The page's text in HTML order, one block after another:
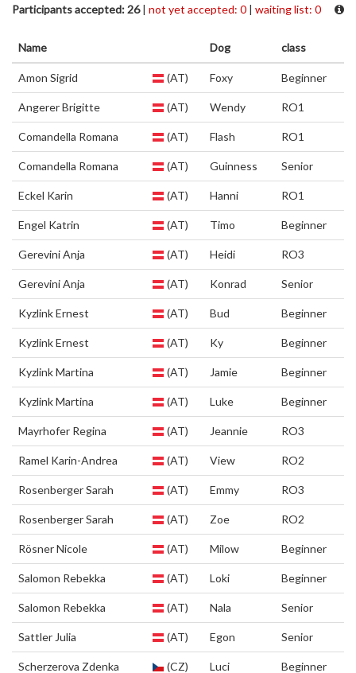
Participants accepted: 26| not yet accepted: 0 | waiting list: 0
Name Dog class
Amon Sigrid (AT) Foxy Beginner
Angerer Brigitte (AT) Wendy RO1
Comandella Romana (AT) Flash RO1
Comandella Romana (AT) Guinness Senior
Eckel Karin (AT) Hanni RO1
Engel Katrin (AT) Timo Beginner
Gerevini Anja (AT) Heidi RO3
Gerevini Anja (AT) Konrad Senior
Kyzlink Ernest (AT) Bud Beginner
Kyzlink Ernest (AT) Ky Beginner
Kyzlink Martina (AT) Jamie Beginner
Kyzlink Martina (AT) Luke Beginner
Mayrhofer Regina (AT) Jeannie RO3
Ramel Karin-Andrea (AT) View RO2
Rosenberger Sarah (AT) Emmy RO3
Rosenberger Sarah (AT) Zoe RO2
Rösner Nicole (AT) Milow Beginner
Salomon Rebekka (AT) Loki Beginner
Salomon Rebekka (AT) Nala Senior
Sattler Julia (AT) Egon Senior
Scherzerova Zdenka (CZ) Luci Beginner